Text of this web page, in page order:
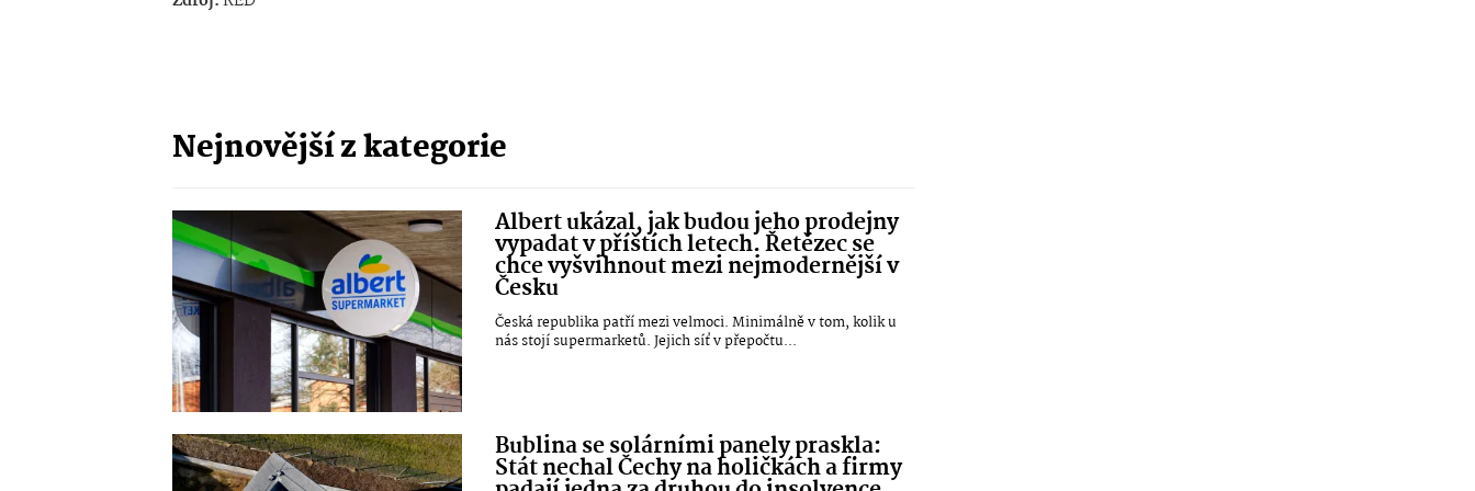
Nejnovější z kategorie
Albert ukázal, jak budou jeho prodejny
vypadat v příštích letech. Řetězec se
chce vyšvihnout mezi nejmodernější v
Česku
Česká republika patří mezi velmoci. Minimálně v tom, kolik u
nás stojí supermarketů. Jejich síť v přepočtu...
Bublina se solárními panely praskla:
Stát nechal Čechy na holičkách a firmy